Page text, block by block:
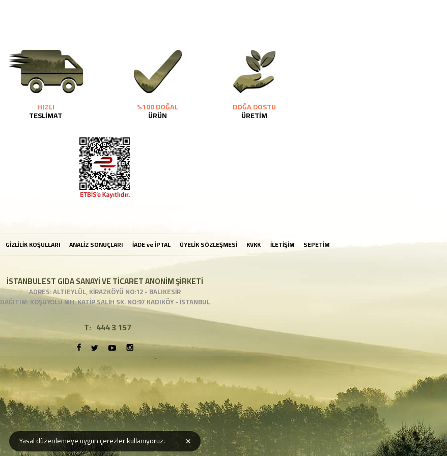
HIZLI
TESLİMAT
%100 DOĞAL
ÜRÜN
DOĞA DOSTU
ÜRETİM
GİZLİLİK KOŞULLARI ANALİZ SONUÇLARI İADE ve İPTAL ÜYELİK SÖZLEŞMESİ KVKK İLETİŞİM SEPETİM
İSTANBULEST GIDA SANAYİ VE TİCARET ANONİM ŞİRKETİ
ADRES: ALTIEYLÜL, KİRAZKÖYÜ NO:12 - BALIKESİR
DAĞITIM: KOŞUYOLU MH. KATİP SALİH SK. NO:97 KADIKÖY - İSTANBUL
T: 444 3 157
Yasal düzenlemeye uygun çerezler kullanıyoruz. ×